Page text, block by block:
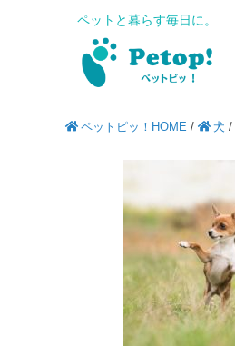
ペットと暮らす毎日に。
ペットピッ！HOME / 犬 /